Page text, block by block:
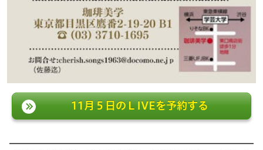
11月５日のＬIVEを予約する